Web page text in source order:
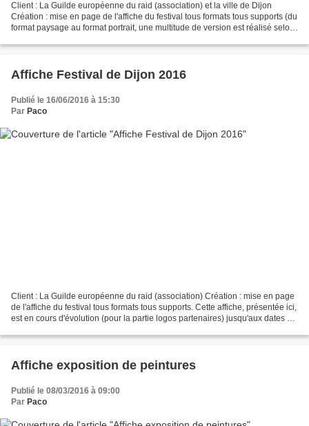
Client : La Guilde européenne du raid (association) et la ville de Dijon
Création : mise en page de l'affiche du festival tous formats tous supports (du
format paysage au format portrait, une multitude de version est réalisé selon
Affiche Festival de Dijon 2016
Publié le 16/06/2016 à 15:30
Par Paco
Client : La Guilde européenne du raid (association) Création : mise en page
de l'affiche du festival tous formats tous supports. Cette affiche, présentée ici,
est en cours d'évolution (pour la partie logos partenaires) jusqu'aux dates de
Affiche exposition de peintures
Publié le 08/03/2016 à 09:00
Par Paco